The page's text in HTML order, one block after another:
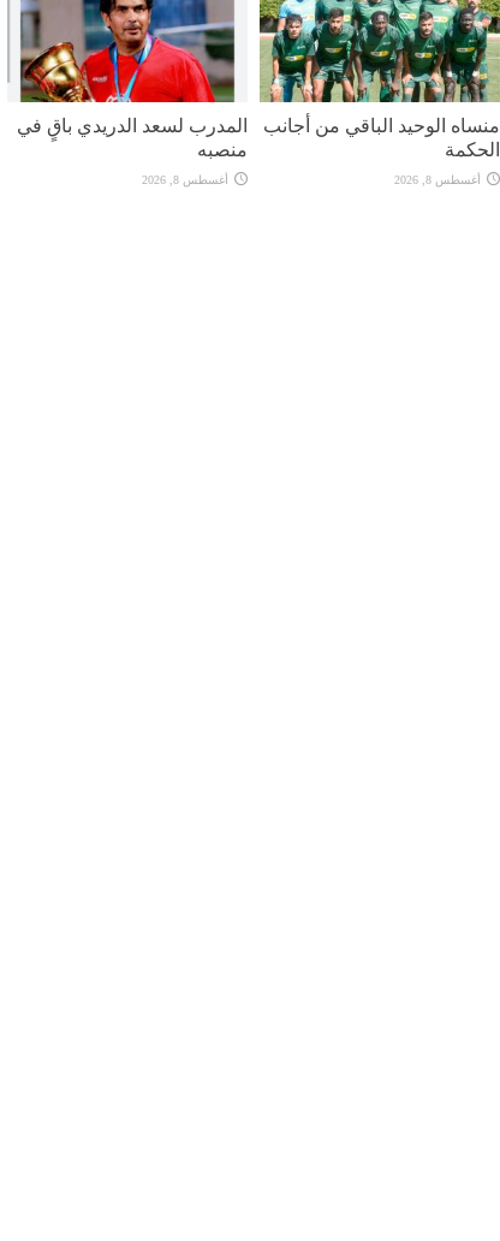
منساه الوحيد الباقي من أجانب
الحكمة
أغسطس 8, 2026
المدرب لسعد الدريدي باقٍ في
منصبه
أغسطس 8, 2026